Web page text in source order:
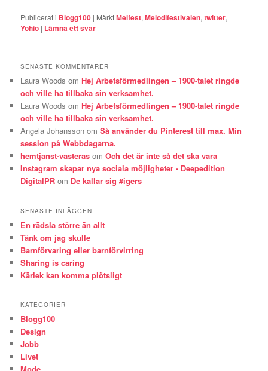
Publicerat i Blogg100 | MärktMelfest,Melodifestivalen,twitter,
Yohio | Lämna ett svar
SENASTE KOMMENTARER
Laura Woods omHej Arbetsförmedlingen – 1900-talet ringde
och ville ha tillbaka sin verksamhet.
Laura Woods omHej Arbetsförmedlingen – 1900-talet ringde
och ville ha tillbaka sin verksamhet.
Angela Johansson omSå använder du Pinterest till max. Min
session på Webbdagarna.
hemtjanst-vasteras omOch det är inte så det ska vara
Instagram skapar nya sociala möjligheter - Deepedition
DigitalPR om De kallar sig #igers
SENASTE INLÄGGEN
En rädsla större än allt
Tänk om jag skulle
Barnförvaring eller barnförvirring
Sharing is caring
Kärlek kan komma plötsligt
KATEGORIER
Blogg100
Design
Jobb
Livet